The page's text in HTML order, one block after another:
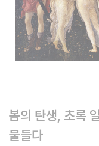
봄의 탄생, 초록
물들다